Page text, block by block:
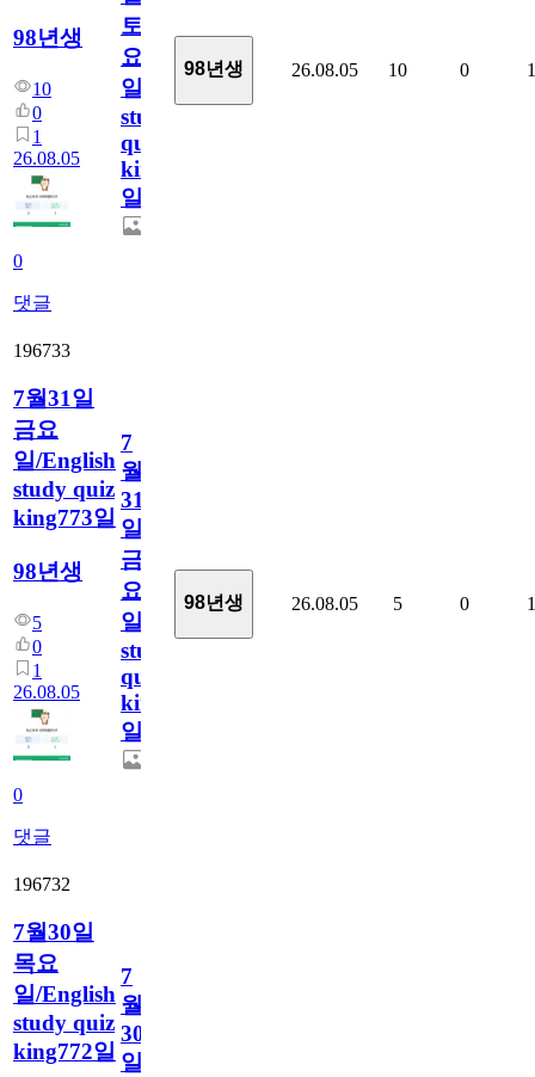
98년생
10
0
1
26.08.05
0
댓글
토
요
일/English
study
quiz
king774
일
98년생 26.08.05 10 0 1
196733
7월31일
금요
일/English
study quiz
king773일
98년생
5
0
1
26.08.05
0
댓글
7
월
31
일
금
요
일/English
study
quiz
king773
일
98년생 26.08.05 5 0 1
196732
7월30일
목요
일/English
study quiz
king772일
7
월
30
일